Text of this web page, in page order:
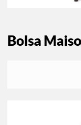
Bolsa